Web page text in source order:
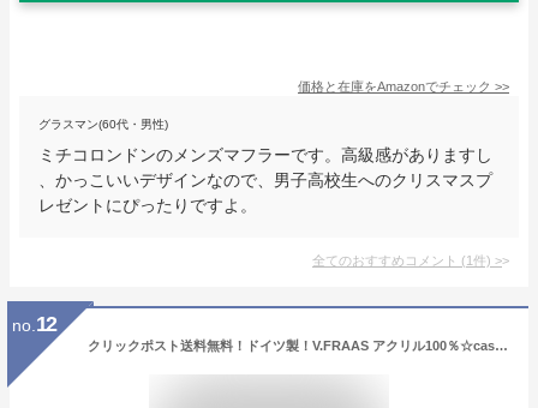
価格と在庫をAmazonでチェック >>
グラスマン(60代・男性)
ミチコロンドンのメンズマフラーです。高級感がありますし
、かっこいいデザインなので、男子高校生へのクリスマスプ
レゼントにぴったりですよ。
全てのおすすめコメント (1件) >
no. 12
クリックポスト送料無料！ドイツ製！V.FRAAS アクリル100％☆cashmink カシミンク マフラー 送料無料